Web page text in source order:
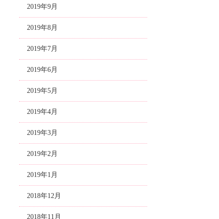
2019年9月
2019年8月
2019年7月
2019年6月
2019年5月
2019年4月
2019年3月
2019年2月
2019年1月
2018年12月
2018年11月